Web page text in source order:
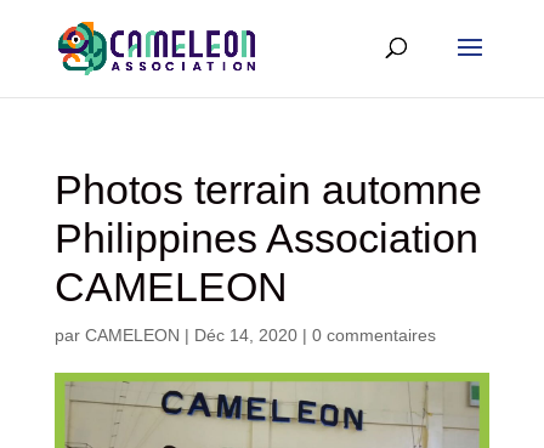
Photos terrain automne
Philippines Association
CAMELEON
par CAMELEON | Déc 14, 2020| 0 commentaires